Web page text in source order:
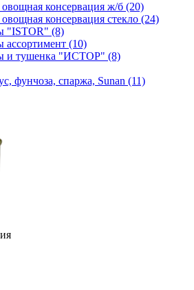
консервация ж/б (20)
консервация стекло (24)
"ISTOR" (8)
(10)
и тушенка "ИСТОР" (8)
фунчоза, спаржа, Sunan (11)